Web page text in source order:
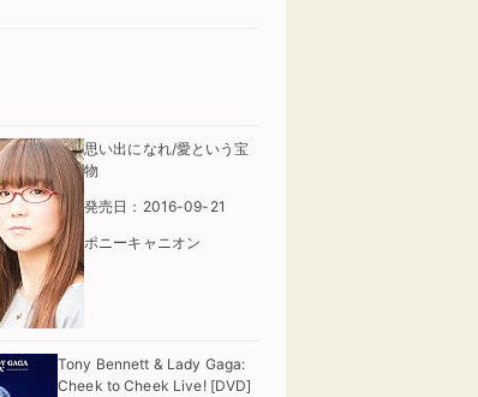
思い出になれ/愛という宝
物
発売日：2016-09-21
ポニーキャニオン
Tony Bennett & Lady Gaga:
Cheek to Cheek Live! [DVD]